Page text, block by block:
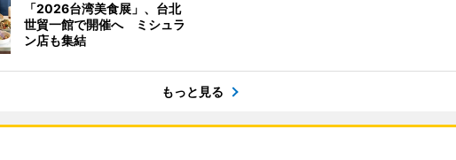
「2026台湾美食展」、台北
世貿一館で開催へ ミシュラ
ン店も集結
もっと見る